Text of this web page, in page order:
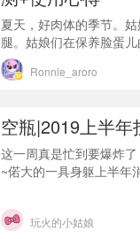
夏天，好肉体的季节。
腿。姑娘们在保养脸蛋
女孩们都是从头美到脚
燥，需要滋润，所以身
上出现那种像蛇皮的纹
Ronnie_aroro
空瓶|2019上半年
这一周真是忙到要爆炸
~偌大的一具身躯上半年
假滑空瓶：550ml买沐浴
腻，加上用浴球消耗的
玩火的小姑娘